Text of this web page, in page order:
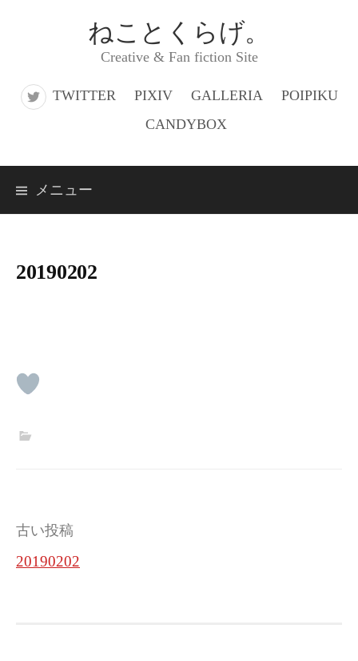
ス
ねことくらげ。
Creative & Fan fiction Site
TWITTER PIXIV GALLERIA
POIPIKU
CANDYBOX
メニュー
20190202
投
稿
古い投稿
20190202